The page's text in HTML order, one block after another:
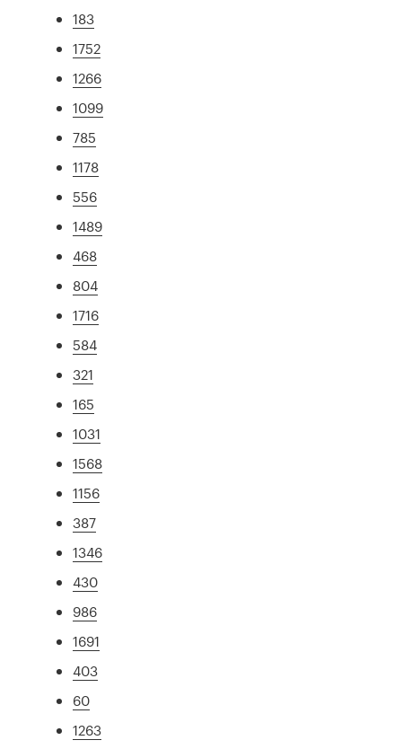
183
1752
1266
1099
785
1178
556
1489
468
804
1716
584
321
165
1031
1568
1156
387
1346
430
986
1691
403
60
1263